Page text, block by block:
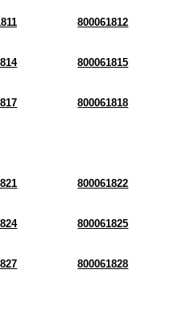
800061812
800061815
800061818
800061822
800061825
800061828